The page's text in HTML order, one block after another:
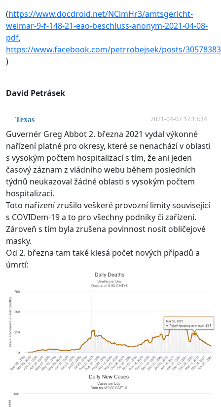
(https://www.docdroid.net/NClmHr3/amtsgericht-
weimar-9-f-148-21-eao-beschluss-anonym-2021-04-08-
pdf,
https://www.facebook.com/petrrobejsek/posts/
)
David Petrásek
Texas 2021-04-07 17:13:34
Guvernér Greg Abbot 2. března 2021 vydal výkonné
nařízení platné pro okresy, které se nenachází v oblasti
s vysokým počtem hospitalizací s tím, že ani jeden
časový záznam z vládního webu během posledních
týdnů neukazoval žádné oblasti s vysokým počtem
hospitalizací.
Toto nařízení zrušilo veškeré provozní limity související
s COVIDem-19 a to pro všechny podniky či zařízení.
Zároveň s tím byla zrušena povinnost nosit obličejové
masky.
Od 2. března tam také klesá počet nových případů a
úmrtí: